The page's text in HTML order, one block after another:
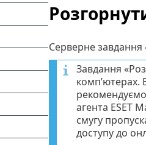
Серверне завдання
Завдання
комп’ютерах.
агента ESET
смугу
доступу до